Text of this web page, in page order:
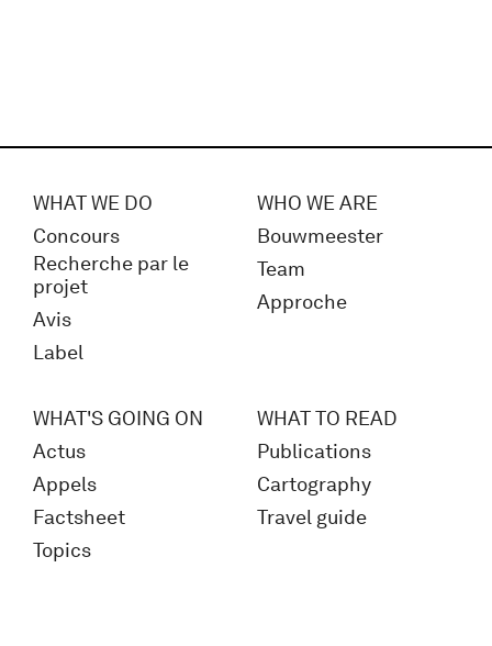
WHAT WE DO
Concours
Recherche par le
projet
Avis
Label
WHO WE ARE
Bouwmeester
Team
Approche
WHAT'S GOING ON
Actus
Appels
Factsheet
Topics
WHAT TO READ
Publications
Cartography
Travel guide